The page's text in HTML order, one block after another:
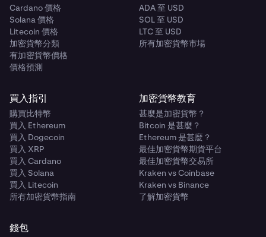
Cardano 價格
Solana 價格
Litecoin 價格
加密貨幣分類
有加密貨幣價格
價格預測
ADA 至 USD
SOL 至 USD
LTC 至 USD
所有加密貨幣市場
買入指引
購買比特幣
買入 Ethereum
買入 Dogecoin
買入 XRP
買入 Cardano
買入 Solana
買入 Litecoin
所有加密貨幣指南
加密貨幣教育
甚麼是加密貨幣？
Bitcoin 是甚麼？
Ethereum 是甚麼？
最佳加密貨幣期貨平台
最佳加密貨幣交易所
Kraken vs Coinbase
Kraken vs Binance
了解加密貨幣
錢包